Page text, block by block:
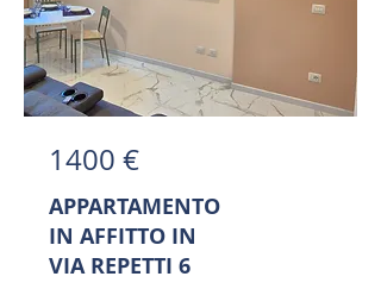
1400 €
APPARTAMENTO
IN AFFITTO IN
VIA REPETTI 6